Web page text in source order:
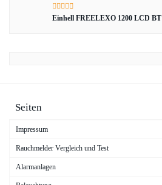
Einhell FREELEXO 1200 LCD BT
Seiten
Impressum
Rauchmelder Vergleich und Test
Alarmanlagen